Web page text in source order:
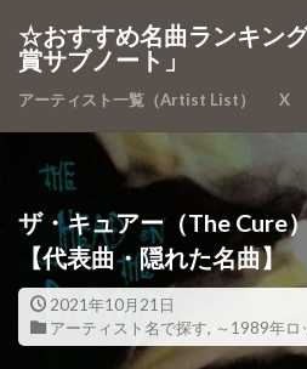
☆おすすめ名曲ランキン
賞サブノート」
アーティスト一覧（Artist List） X
ザ・キュアー（The Cure
【代表曲・隠れた名曲】
2021年10月21日
アーティスト名で探す, ～1989年ロ
検索